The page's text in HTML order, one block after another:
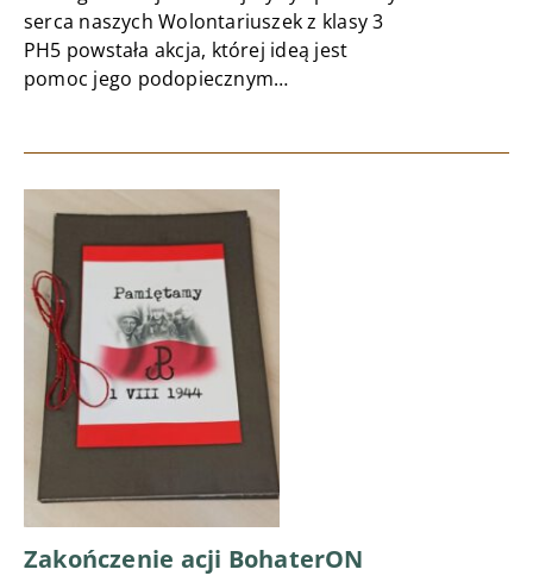
serca naszych Wolontariuszek z klasy 3
PH5 powstała akcja, której ideą jest
pomoc jego podopiecznym…
Zakończenie acji BohaterON